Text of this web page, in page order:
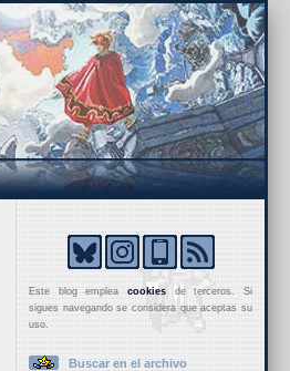
Este blog empleacookies de terceros. Si
sigues navegando se considera que aceptas su
uso.
Buscar en el archivo